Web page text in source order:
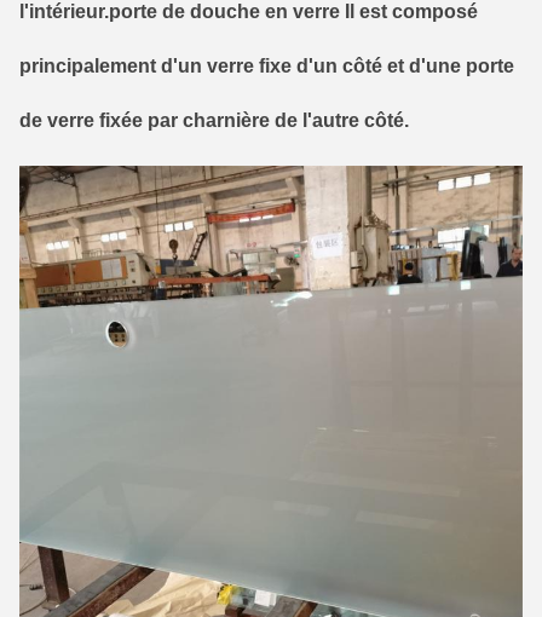
l'intérieur.porte de douche en verre Il est composé
principalement d'un verre fixe d'un côté et d'une porte
de verre fixée par charnière de l'autre côté.